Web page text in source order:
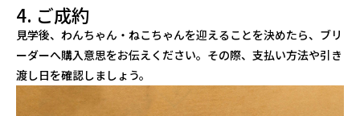
4. ご成約
見学後、わんちゃん・ねこちゃんを迎えることを決めたら、ブリ
ーダーへ購入意思をお伝えください。その際、支払い方法や引き
渡し日を確認しましょう。